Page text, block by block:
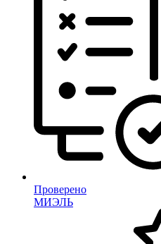
Проверено
МИЭЛЬ